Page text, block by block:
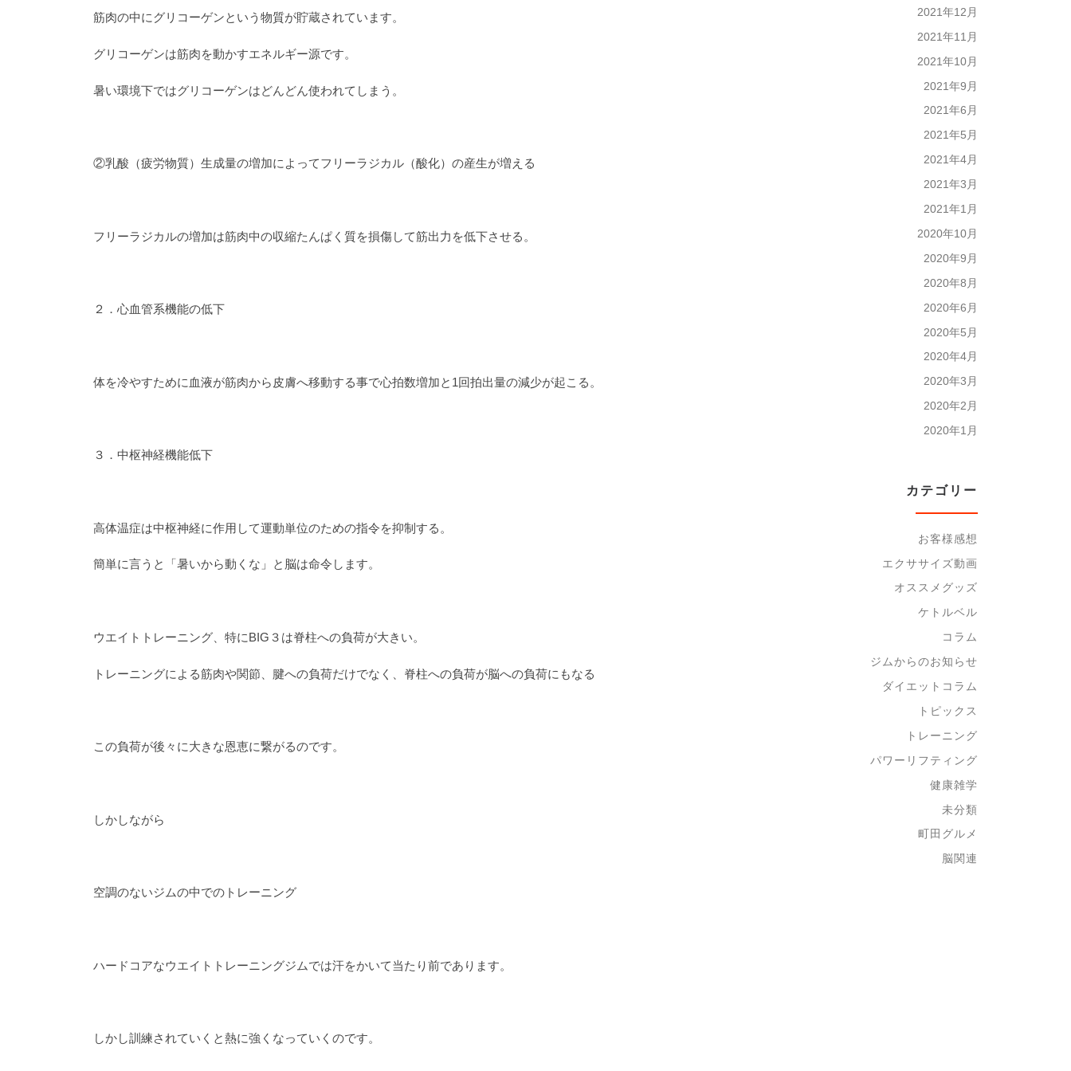
筋肉の中にグリコーゲンという物質が貯蔵されています。
グリコーゲンは筋肉を動かすエネルギー源です。
暑い環境下ではグリコーゲンはどんどん使われてしまう。
②乳酸（疲労物質）生成量の増加によってフリーラジカル（酸化）の産生が増える
フリーラジカルの増加は筋肉中の収縮たんぱく質を損傷して筋出力を低下させる。
２．心血管系機能の低下
体を冷やすために血液が筋肉から皮膚へ移動する事で心拍数増加と1回拍出量の減少が起こる。
３．中枢神経機能低下
高体温症は中枢神経に作用して運動単位のための指令を抑制する。
簡単に言うと「暑いから動くな」と脳は命令します。
ウエイトトレーニング、特にBIG３は脊柱への負荷が大きい。
トレーニングによる筋肉や関節、腱への負荷だけでなく、脊柱への負荷が脳への負荷にもなる
この負荷が後々に大きな恩恵に繋がるのです。
しかしながら
空調のないジムの中でのトレーニング
ハードコアなウエイトトレーニングジムでは汗をかいて当たり前であります。
しかし訓練されていくと熱に強くなっていくのです。
2021年12月
2021年11月
2021年10月
2021年9月
2021年6月
2021年5月
2021年4月
2021年3月
2021年1月
2020年10月
2020年9月
2020年8月
2020年6月
2020年5月
2020年4月
2020年3月
2020年2月
2020年1月
カテゴリー
お客様感想
エクササイズ動画
オススメグッズ
ケトルベル
コラム
ジムからのお知らせ
ダイエットコラム
トピックス
トレーニング
パワーリフティング
健康雑学
未分類
町田グルメ
脳関連